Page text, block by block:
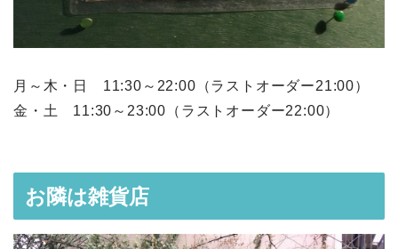
月～木・日 11:30～22:00（ラストオーダー21:00）
金・土 11:30～23:00（ラストオーダー22:00）
お隣は雑貨店